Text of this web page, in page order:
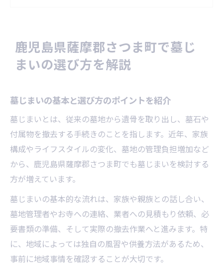
評判が気になる方へ墓じまい実例から学ぶ知恵
墓じまいで評判の良い事例から学ぶ工夫
点
墓じまい評判を参考に選ぶポイント解説
実際の墓じまいで役立ったアドバイス集
墓じまいにおける家族の声をどう活かすか
費用相場を知って納得できる墓じまいの進め方
墓じまい費用相場と内訳を詳しく解説
墓じまいの見積もり比較で費用を抑える方
法
墓じまいにかかる追加費用や注意点とは
墓じまい費用の相談先と選び方のコツ
鹿児島県薩摩郡さつま町で墓じ
まいの選び方を解説
墓じまいの基本と選び方のポイントを紹介
墓じまいとは、従来の墓地から遺骨を取り出し、墓石や
付属物を撤去する手続きのことを指します。近年、家族
構成やライフスタイルの変化、墓地の管理負担増加など
から、鹿児島県薩摩郡さつま町でも墓じまいを検討する
方が増えています。
墓じまいの基本的な流れは、家族や親族との話し合い、
墓地管理者やお寺への連絡、業者への見積もり依頼、必
要書類の準備、そして実際の撤去作業へと進みます。特
に、地域によっては独自の風習や供養方法があるため、
事前に地域事情を確認することが大切です。